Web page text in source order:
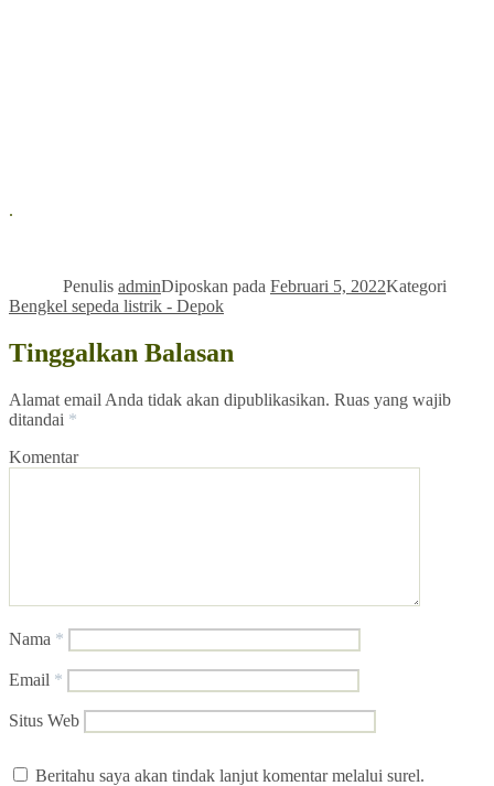
.
Penulis adminDiposkan pada Februari 5, 2022Kategori
Bengkel sepeda listrik - Depok
Tinggalkan Balasan
Alamat email Anda tidak akan dipublikasikan. Ruas yang wajib
ditandai *
Komentar
Nama *
Email *
Situs Web
Beritahu saya akan tindak lanjut komentar melalui surel.